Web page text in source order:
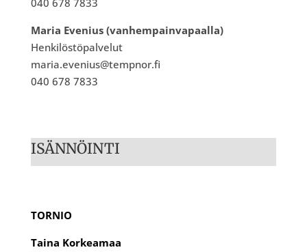
040 678 7833
Maria Evenius (vanhempainvapaalla)
Henkilöstöpalvelut
maria.evenius@tempnor.fi
040 678 7833
ISÄNNÖINTI
TORNIO
Taina Korkeamaa